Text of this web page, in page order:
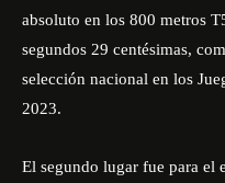
absoluto en los 800 metros
segundos 29 centésimas,
selección nacional en los
2023.
El segundo lugar fue para el